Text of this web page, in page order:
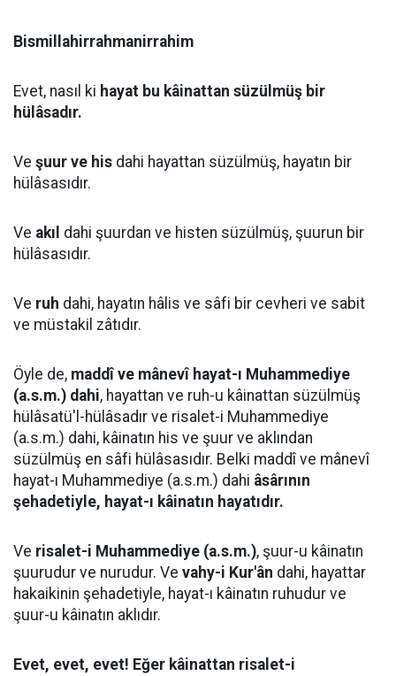
Bismillahirrahmanirrahim
Evet, nasıl ki hayat bu kâinattan süzülmüş bir
hülâsadır.
Ve şuur ve his dahi hayattan süzülmüş, hayatın bir
hülâsasıdır.
Ve akıl dahi şuurdan ve histen süzülmüş, şuurun bir
hülâsasıdır.
Ve ruh dahi, hayatın hâlis ve sâfi bir cevheri ve sabit
ve müstakil zâtıdır.
Öyle de, maddî ve mânevî hayat-ı Muhammediye
(a.s.m.) dahi, hayattan ve ruh-u kâinattan süzülmüş
hülâsatü'l-hülâsadır ve risalet-i Muhammediye
(a.s.m.) dahi, kâinatın his ve şuur ve aklından
süzülmüş en sâfi hülâsasıdır. Belki maddî ve mânevî
hayat-ı Muhammediye (a.s.m.) dahi âsârının
şehadetiyle, hayat-ı kâinatın hayatıdır.
Ve risalet-i Muhammediye (a.s.m.), şuur-u kâinatın
şuurudur ve nurudur. Ve vahy-i Kur'ân dahi, hayattar
hakaikinin şehadetiyle, hayat-ı kâinatın ruhudur ve
şuur-u kâinatın aklıdır.
Evet, evet, evet! Eğer kâinattan risalet-i